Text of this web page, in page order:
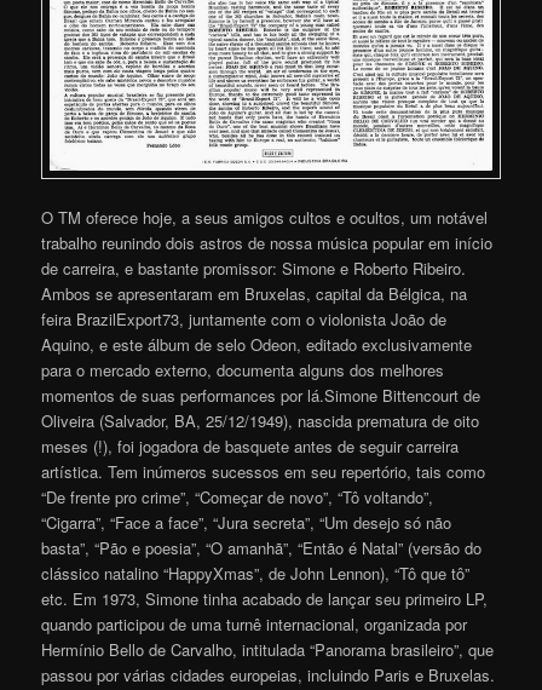
O TM oferece hoje, a seus amigos cultos e ocultos, um notável
trabalho reunindo dois astros de nossa música popular em início
de carreira, e bastante promissor: Simone e Roberto Ribeiro.
Ambos se apresentaram em Bruxelas, capital da Bélgica, na
feira BrazilExport73, juntamente com o violonista João de
Aquino, e este álbum de selo Odeon, editado exclusivamente
para o mercado externo, documenta alguns dos melhores
momentos de suas performances por lá.Simone Bittencourt de
Oliveira (Salvador, BA, 25/12/1949), nascida prematura de oito
meses (!), foi jogadora de basquete antes de seguir carreira
artística. Tem inúmeros sucessos em seu repertório, tais como
“De frente pro crime”, “Começar de novo”, “Tô voltando”,
“Cigarra”, “Face a face”, “Jura secreta”, “Um desejo só não
basta”, “Pão e poesia”, “O amanhã”, “Então é Natal” (versão do
clássico natalino “HappyXmas”, de John Lennon), “Tô que tô”
etc. Em 1973, Simone tinha acabado de lançar seu primeiro LP,
quando participou de uma turnê internacional, organizada por
Hermínio Bello de Carvalho, intitulada “Panorama brasileiro”, que
passou por várias cidades europeias, incluindo Paris e Bruxelas.